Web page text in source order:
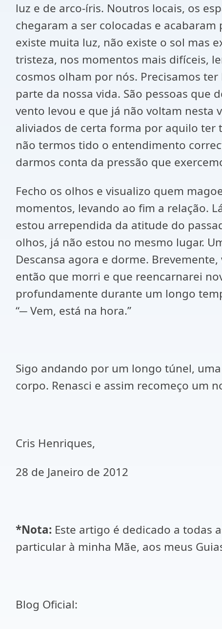
luz e de arco-íris. Noutros locais, os
chegaram a ser colocadas e
existe muita luz, não existe o sol mas
tristeza, nos momentos mais difíceis,
cosmos olham por nós. Precisamos
parte da nossa vida. São pessoas que
vento levou e que já não voltam nesta
aliviados de certa forma por aquilo
não termos tido o entendimento
darmos conta da pressão que
Fecho os olhos e visualizo quem
momentos, levando ao fim a relação.
estou arrependida da atitude do
olhos, já não estou no mesmo lugar.
Descansa agora e dorme.
então que morri e que reencarnarei
profundamente durante um longo
“─ Vem, está na hora.”
Sigo andando por um longo túnel,
corpo. Renasci e assim recomeço um
Cris Henriques,
28 de Janeiro de 2012
*Nota: Este artigo é dedicado a todas
particular à minha Mãe, aos meus
Blog Oficial: